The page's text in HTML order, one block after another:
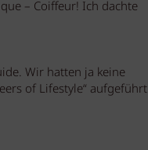
– Coiffeur! Ich dachte
Wir hatten ja keine
of Lifestyle“ aufgeführt